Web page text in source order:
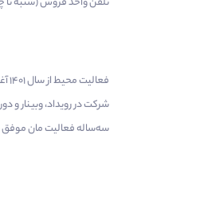
شرکت در رویداد، وبینار
سه‌ساله فعالیت مان موفق